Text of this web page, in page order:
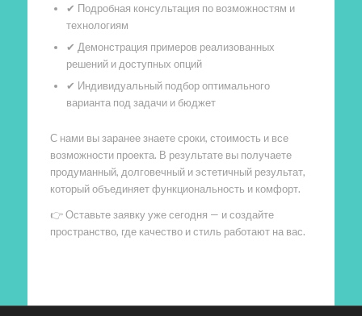
✔ Подробная консультация по возможностям и
технологиям
✔ Демонстрация примеров реализованных
решений и доступных опций
✔ Индивидуальный подбор оптимального
варианта под задачи и бюджет
С нами вы заранее знаете сроки, стоимость и все
возможности проекта. В результате вы получаете
продуманный, долговечный и эстетичный результат,
который объединяет функциональность и комфорт.
👉 Оставьте заявку уже сегодня — и создайте
пространство, где качество и стиль работают на вас.